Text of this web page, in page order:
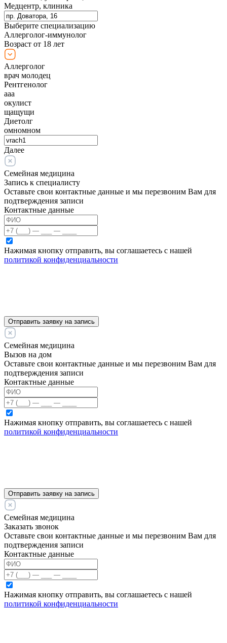
Медцентр, клиника
Выберите специализацию
Аллерголог-иммунолог
Возраст от 18 лет
Аллерголог
врач молодец
Рентгенолог
ааа
окулист
щащущи
Диетолг
омномном
Далее
Семейная медицина
Запись к специалисту
Оставьте свои контактные данные и мы перезвоним Вам для
подтверждения записи
Контактные данные
Нажимая кнопку отправить, вы соглашаетесь с нашей
политикой конфиденциальности
Отправить заявку на запись
Семейная медицина
Вызов на дом
Оставьте свои контактные данные и мы перезвоним Вам для
подтверждения записи
Контактные данные
Нажимая кнопку отправить, вы соглашаетесь с нашей
политикой конфиденциальности
Отправить заявку на запись
Семейная медицина
Заказать звонок
Оставьте свои контактные данные и мы перезвоним Вам для
подтверждения записи
Контактные данные
Нажимая кнопку отправить, вы соглашаетесь с нашей
политикой конфиденциальности